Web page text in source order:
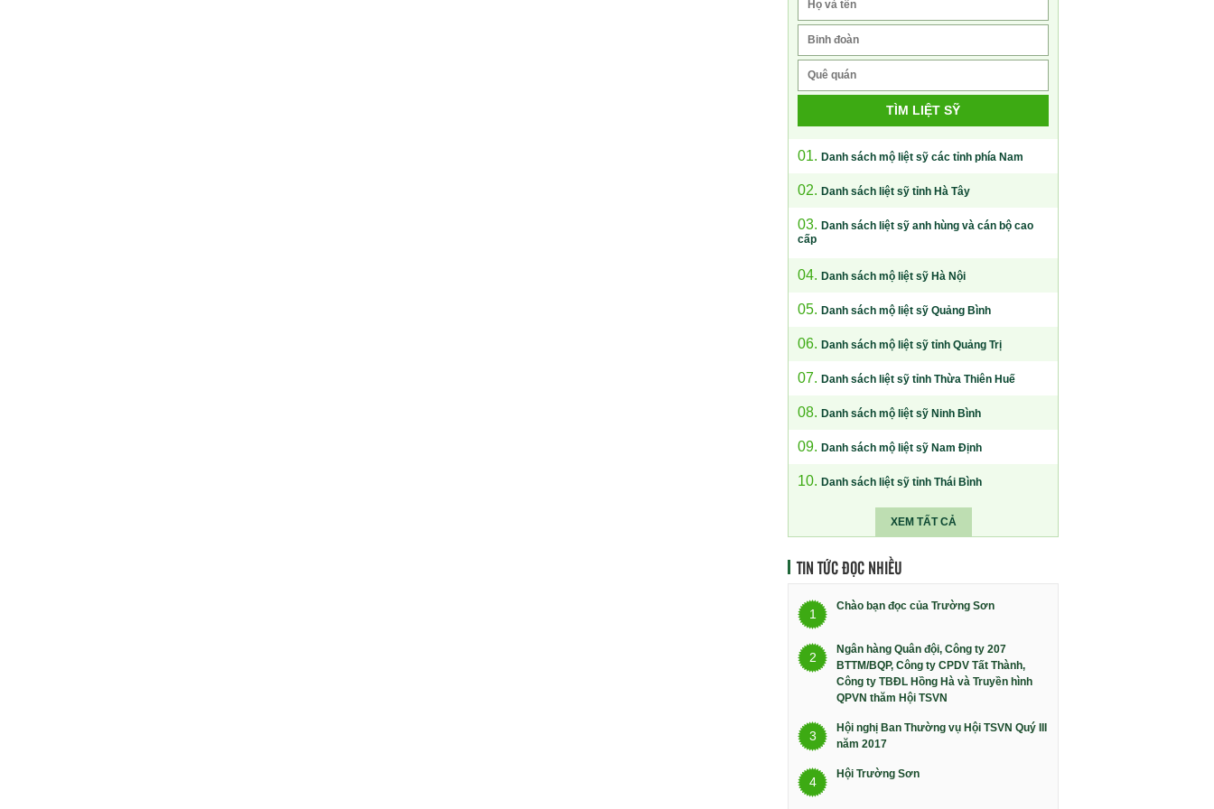
TÌM LIỆT SỸ
01. Danh sách mộ liệt sỹ các tỉnh phía Nam
02. Danh sách liệt sỹ tỉnh Hà Tây
03. Danh sách liệt sỹ anh hùng và cán bộ cao
cấp
04. Danh sách mộ liệt sỹ Hà Nội
05. Danh sách mộ liệt sỹ Quảng Bình
06. Danh sách mộ liệt sỹ tỉnh Quảng Trị
07. Danh sách liệt sỹ tỉnh Thừa Thiên Huế
08. Danh sách mộ liệt sỹ Ninh Bình
09. Danh sách mộ liệt sỹ Nam Định
10. Danh sách liệt sỹ tỉnh Thái Bình
XEM TẤT CẢ
TIN TỨC ĐỌC NHIỀU
1
Chào bạn đọc của Trường Sơn
2
Ngân hàng Quân đội, Công ty 207
BTTM/BQP, Công ty CPDV Tất Thành,
Công ty TBĐL Hồng Hà và Truyền hình
QPVN thăm Hội TSVN
3
Hội nghị Ban Thường vụ Hội TSVN Quý III
năm 2017
4
Hội Trường Sơn